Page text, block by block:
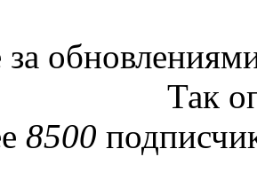
Так
8500